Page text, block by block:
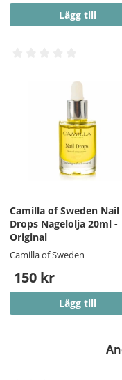
Lägg till
Camilla of Sweden Nail
Drops Nagelolja 20ml -
Original
Camilla of Sweden
150 kr
Lägg till